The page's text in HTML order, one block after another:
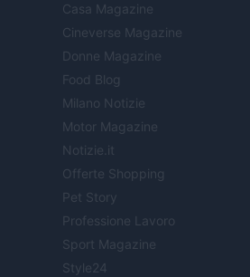
Casa Magazine
Cineverse Magazine
Donne Magazine
Food Blog
Milano Notizie
Motor Magazine
Notizie.it
Offerte Shopping
Pet Story
Professione Lavoro
Sport Magazine
Style24